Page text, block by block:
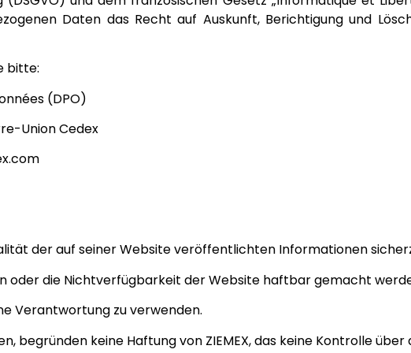
Daten das Recht auf Auskunft, Berichtigung und
bitte:
(DPO)
Union Cedex
der auf seiner Website veröffentlichten Informationen
oder die Nichtverfügbarkeit der Website haftbar gemacht
Verantwortung zu verwenden.
begründen keine Haftung von ZIEMEX, das keine Kontrolle